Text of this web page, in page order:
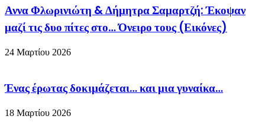
Αννα Φλωρινιώτη & Δήμητρα Σαμαρτζή: Έκοψαν
μαζί τις δυο πίτες στο… Όνειρο τους (Εικόνες)
24 Μαρτίου 2026
Ένας έρωτας δοκιμάζεται… και μια γυναίκα…
18 Μαρτίου 2026